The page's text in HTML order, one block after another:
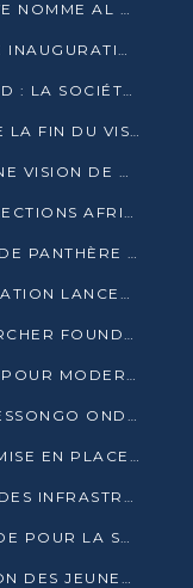
SÉNÉGAL : BASSIROU DIOMAYE FAYE NOMME AL AMINOU LÔ PREMIER MINISTRE
MUSÉE NATIONAL DU CONGO : UNE INAUGURATION PORTEUSE D’ESPOIR POUR LA CULTURE
ASSEMBLÉES ANNUELLES DE LA BAD : LA SOCIÉTÉ CIVILE CONGOLAISE À LA RECHERCHE DE PARTENAIRES POUR SES PROJETS
DENIS SASSOU-NGUESSO ANNONCE LA FIN DU VISA POUR LES AFRICAINS EN 2027
OIF : LE DR. COUMBA BÂ PORTE UNE VISION DE DIALOGUE, DE STABILITÉ ET DE RÉFORME À LA TÊTE
ÉLIMINATOIRES CAN 2027 : LES SÉLECTIONS AFRICAINES CONNAISSENT LEURS ADVERSAIRES
QUATRE PRÉSUMÉS TRAFIQUANTS DE PANTHÈRE ARRÊTÉS À EWO
EWAWA PLUS ET L’ARCHER FOUNDATION LANCENT UN CAMP DE BASKET POUR LES JEUNES À BRAZZAVILLE
BASKETBALL: EWAWA PLUS ET L’ARCHER FOUNDATION LANCENT UN CAMP POUR LES JEUNES
AGL CONGO LIVRE 270 VÉHICULES POUR MODERNISER LE TRANSPORT URBAIN
PASSEPORT AU CONGO : JEAN-OLESSONGO ONDAYE VEUT METTRE FIN AUX LENTEURS ADMINISTRATIVES
LES ÉTATS-UNIS FINANCERONT LA MISE EN PLACE DE JUSQU’À 50 CLINIQUES DE LUTTE CONTRE L’EBOLA
LE CONGO LANCE LE DIAGNOSTIC DES INFRASTRUCTURES SPORTIVES DU COMPLEXE DE KINTÉLÉ
BAD 2026 : LUDOVIC NGATSÉ PLAIDE POUR LA SOUVERAINETÉ FINANCIÈRE AFRICAINE
AUBEVILLE : LE CENTRE D’INSERTION DES JEUNES PRÊT À OUVRIR SES PORTES